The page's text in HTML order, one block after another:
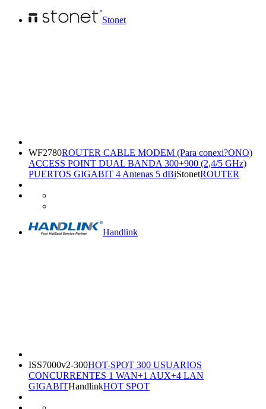
Stonet
WF2780ROUTER CABLE MODEM (Para conexi?ONO)
ACCESS POINT DUAL BANDA 300+900 (2,4/5 GHz)
PUERTOS GIGABIT 4 Antenas 5 dBiStonetROUTER
Handlink
ISS7000v2-300HOT-SPOT 300 USUARIOS
CONCURRENTES 1 WAN+1 AUX+4 LAN
GIGABITHandlinkHOT SPOT